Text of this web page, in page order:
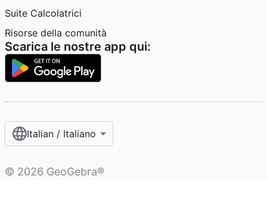
Suite Calcolatrici
Risorse della comunità
Scarica le nostre app qui:
Italian / Italiano‎
© 2026 GeoGebra®